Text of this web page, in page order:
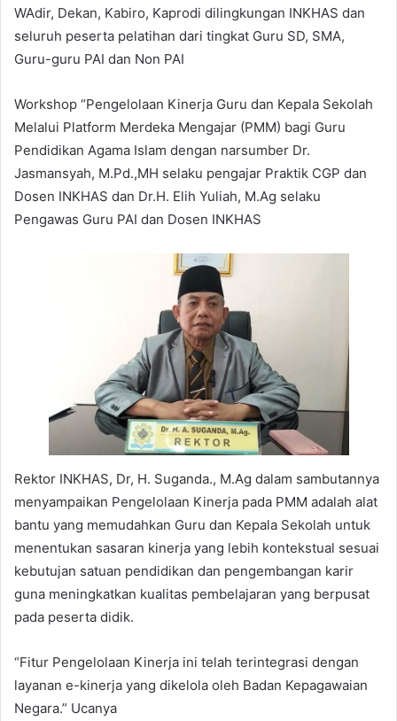
WAdir, Dekan, Kabiro, Kaprodi dilingkungan INKHAS dan
seluruh peserta pelatihan dari tingkat Guru SD, SMA,
Guru-guru PAI dan Non PAI
Workshop “Pengelolaan Kinerja Guru dan Kepala Sekolah
Melalui Platform Merdeka Mengajar (PMM) bagi Guru
Pendidikan Agama Islam dengan narsumber Dr.
Jasmansyah, M.Pd.,MH selaku pengajar Praktik CGP dan
Dosen INKHAS dan Dr.H. Elih Yuliah, M.Ag selaku
Pengawas Guru PAI dan Dosen INKHAS
Rektor INKHAS, Dr, H. Suganda., M.Ag dalam sambutannya
menyampaikan Pengelolaan Kinerja pada PMM adalah alat
bantu yang memudahkan Guru dan Kepala Sekolah untuk
menentukan sasaran kinerja yang lebih kontekstual sesuai
kebutujan satuan pendidikan dan pengembangan karir
guna meningkatkan kualitas pembelajaran yang berpusat
pada peserta didik.
“Fitur Pengelolaan Kinerja ini telah terintegrasi dengan
layanan e-kinerja yang dikelola oleh Badan Kepagawaian
Negara.” Ucanya